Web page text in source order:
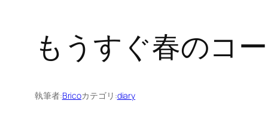
もうすぐ春のコ
執筆者:Bricoカテゴリ:diary